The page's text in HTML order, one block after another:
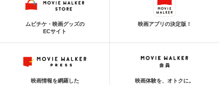
ムビチケ・映画グッズの
ECサイト
映画アプリの決定版！
映画情報を網羅した
映画体験を、オトクに。